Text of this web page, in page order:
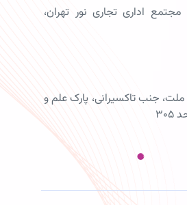
اداری تجاری نور تهران،
ملت، جنب تاکسیرانی، پارک علم و